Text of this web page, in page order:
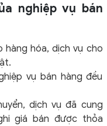
nghiệp vụ bán
hàng hóa, dịch vụ cho
vụ bán hàng đều
dịch vụ đã cung
giá bán được thỏa